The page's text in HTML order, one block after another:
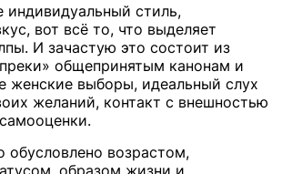
стиль,
вот всё то, что выделяет
И зачастую это состоит из
общепринятым канонам и
женские выборы, идеальный слух
желаний, контакт с внешностью
обусловлено возрастом,
образом жизни и,